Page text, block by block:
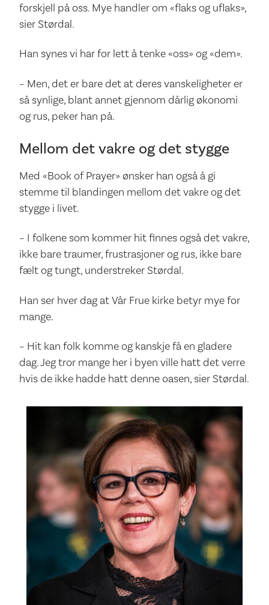
forskjell på oss. Mye handler om «flaks og uflaks»,
sier Størdal.
Han synes vi har for lett å tenke «oss» og «dem».
– Men, det er bare det at deres vanskeligheter er
så synlige, blant annet gjennom dårlig økonomi
og rus, peker han på.
Mellom det vakre og det stygge
Med «Book of Prayer» ønsker han også å gi
stemme til blandingen mellom det vakre og det
stygge i livet.
– I folkene som kommer hit finnes også det vakre,
ikke bare traumer, frustrasjoner og rus, ikke bare
fælt og tungt, understreker Størdal.
Han ser hver dag at Vår Frue kirke betyr mye for
mange.
– Hit kan folk komme og kanskje få en gladere
dag. Jeg tror mange her i byen ville hatt det verre
hvis de ikke hadde hatt denne oasen, sier Størdal.